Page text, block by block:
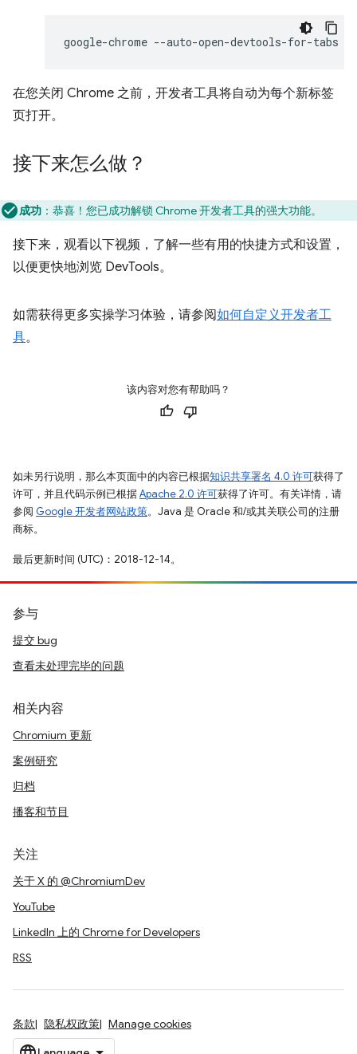
google-chrome
在您关闭 Chrome 之前，开发者工具将自动为每个新标签
页打开。
接下来怎么做？
成功 ：恭喜！您已成功解锁 Chrome 开发者工具的强大功能。
接下来，观看以下视频，了解一些有用的快捷方式和设置，
以便更快地浏览 DevTools。
如需获得更多实操学习体验，请参阅如何自定义开发者工
具。
该内容对您有帮助吗？
如未另行说明，那么本页面中的内容已根据知识共享署名 4.0 许可获得了
许可，并且代码示例已根据Apache 2.0 许可获得了许可。有关详情，请
参阅 Google 开发者网站政策。Java 是 Oracle 和/或其关联公司的注册
商标。
最后更新时间 (UTC)：2018-12-14。
参与
提交 bug
查看未处理完毕的问题
相关内容
Chromium 更新
案例研究
归档
播客和节目
关注
关于 X 的 @ChromiumDev
YouTube
LinkedIn 上的 Chrome for Developers
RSS
条款 隐私权政策 Manage cookies